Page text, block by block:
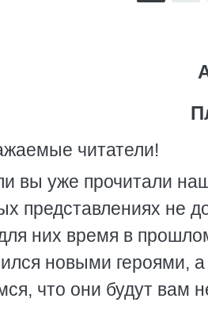
читатели!
вы уже прочитали
представлениях не
них время в
новыми героями,
что они будут вам